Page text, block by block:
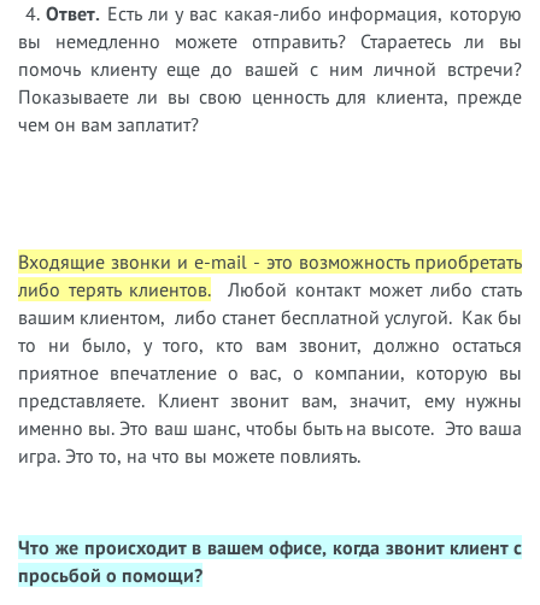
4.Ответ. Есть ли у вас какая-либо информация, которую
вы немедленно можете отправить? Стараетесь ли вы
помочь клиенту еще до вашей с ним личной встречи?
Показываете ли вы свою ценность для клиента, прежде
чем он вам заплатит?
Входящие звонки и e-mail - это возможность приобретать
либо терять клиентов. Любой контакт может либо стать
вашим клиентом, либо станет бесплатной услугой. Как бы
то ни было, у того, кто вам звонит, должно остаться
приятное впечатление о вас, о компании, которую вы
представляете. Клиент звонит вам, значит, ему нужны
именно вы. Это ваш шанс, чтобы быть на высоте. Это ваша
игра. Это то, на что вы можете повлиять.
Что же происходит в вашем офисе, когда звонит клиент с
просьбой о помощи?